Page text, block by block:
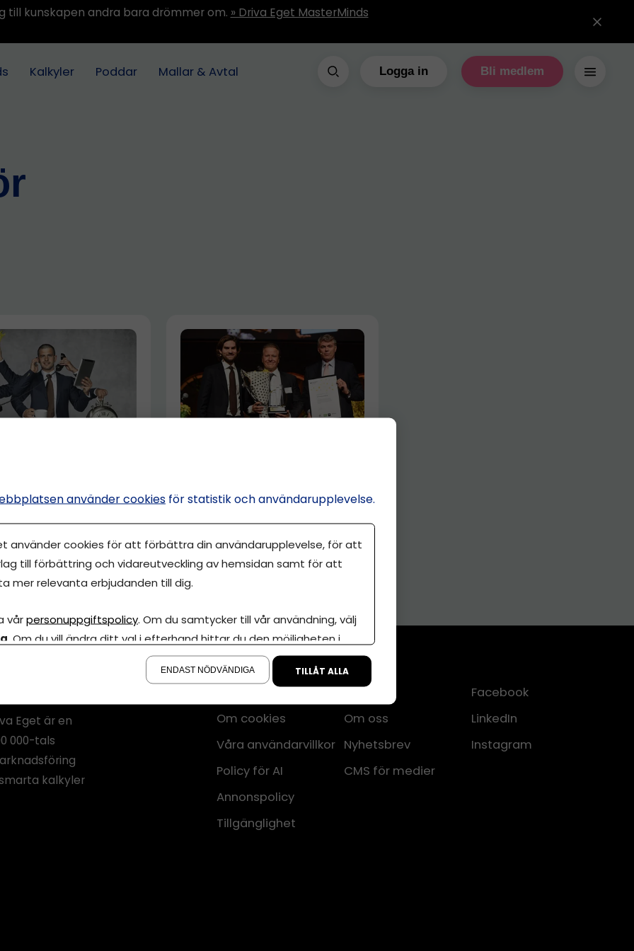
till kunskapen andra bara drömmer om. » Driva Eget MasterMinds
Kalkyler Poddar Mallar & Avtal Logga in Bli medlem
Bayramoglu
Eget är en
000-tals
kalkyler
Annonsera
Om cookies
Våra användarvillkor
Policy för AI
Annonspolicy
Tillgänglighet
Kontakt
Om oss
Nyhetsbrev
CMS för medier
Facebook
LinkedIn
Instagram
använder cookies för statistik och användarupplevelse.
använder cookies för att förbättra din användarupplevelse, för att
till förbättring och vidareutveckling av hemsidan samt för att
mer relevanta erbjudanden till dig.
vårpersonuppgiftspolicy. Om du samtycker till vår användning, välj
. Om du vill ändra ditt val i efterhand hittar du den möjligheten i
ENDAST NÖDVÄNDIGA TILLÅT ALLA